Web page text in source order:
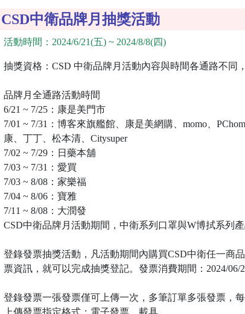
CSD中衛品牌月抽獎活動
活動時間：2024/6/21(五) ~ 2024/8/8(四)
抽獎資格：CSD 中衛品牌月活動內容與時間各通路不同
品牌月全通路活動時間
6/21 ~ 7/25：康是美門市
7/01 ~ 7/31：博客來旗艦館、康是美網購、momo、
康、丁丁、松本清、Citysuper
7/02 ~ 7/29：日藥本舖
7/03 ~ 7/31：愛買
7/03 ~ 8/08：家樂福
7/04 ~ 8/06：寶雅
7/11 ~ 8/08：大潤發
CSD中衛品牌月活動期間，中衛系列口罩與W博拭系列
登錄發票抽獎活動，凡活動期間內購買CSD中衛任一商
票資訊，就可以完成抽獎登記。發票消費期間：2024/06/
登錄發票一張發票僅可上傳一次，多筆訂單多張發票，
上傳發票指定格式：電子發票、載具。